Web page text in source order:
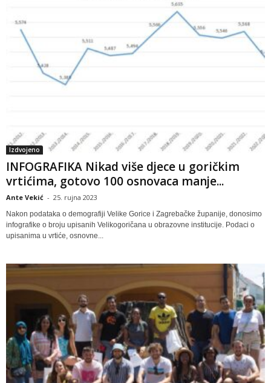
Izdvojeno
INFOGRAFIKA Nikad više djece u goričkim
vrtićima, gotovo 100 osnovaca manje...
Ante Vekić - 25. rujna 2023
Nakon podataka o demografiji Velike Gorice i Zagrebačke županije, donosimo
infografike o broju upisanih Velikogoričana u obrazovne institucije. Podaci o
upisanima u vrtiće, osnovne...